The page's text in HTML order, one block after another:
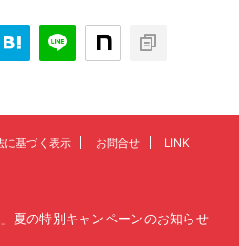
に基づく表示 お問合せ LINK
夏の特別キャンペーンのお知らせ